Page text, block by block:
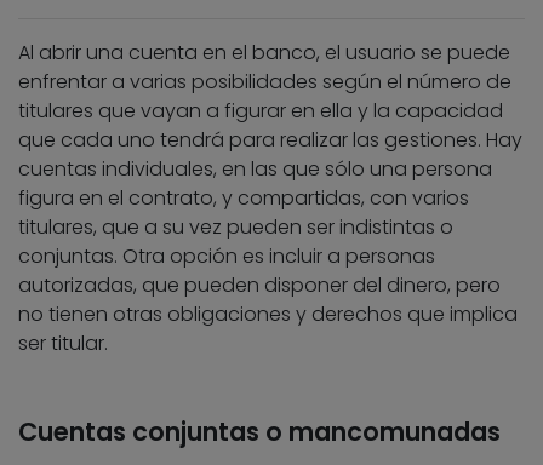
Al abrir una cuenta en el banco, el usuario se puede
enfrentar a varias posibilidades según el número de
titulares que vayan a figurar en ella y la capacidad
que cada uno tendrá para realizar las gestiones. Hay
cuentas individuales, en las que sólo una persona
figura en el contrato, y compartidas, con varios
titulares, que a su vez pueden ser indistintas o
conjuntas. Otra opción es incluir a personas
autorizadas, que pueden disponer del dinero, pero
no tienen otras obligaciones y derechos que implica
ser titular.
Cuentas conjuntas o mancomunadas